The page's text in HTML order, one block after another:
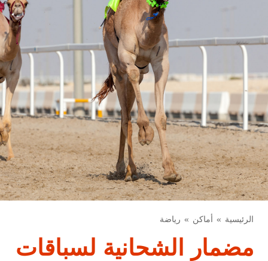
الرئيسية أماكن رياضة
مضمار الشحانية لسباقات